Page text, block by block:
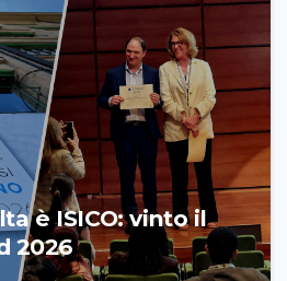
è ISICO: vinto il
2026